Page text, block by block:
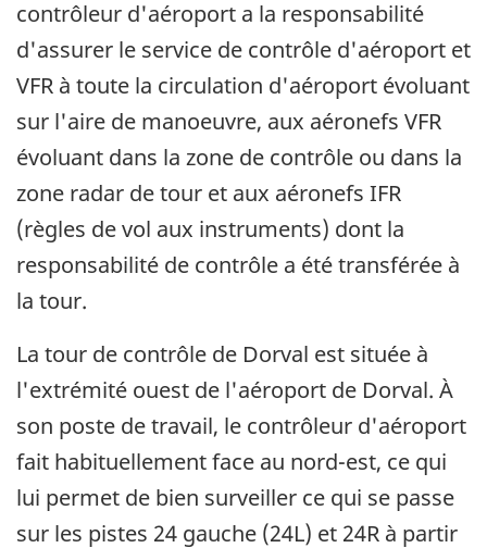
contrôleur d'aéroport a la responsabilité
d'assurer le service de contrôle d'aéroport et
VFR à toute la circulation d'aéroport évoluant
sur l'aire de manoeuvre, aux aéronefs VFR
évoluant dans la zone de contrôle ou dans la
zone radar de tour et aux aéronefs IFR
(règles de vol aux instruments) dont la
responsabilité de contrôle a été transférée à
la tour.
La tour de contrôle de Dorval est située à
l'extrémité ouest de l'aéroport de Dorval. À
son poste de travail, le contrôleur d'aéroport
fait habituellement face au nord-est, ce qui
lui permet de bien surveiller ce qui se passe
sur les pistes 24 gauche (24L) et 24R à partir